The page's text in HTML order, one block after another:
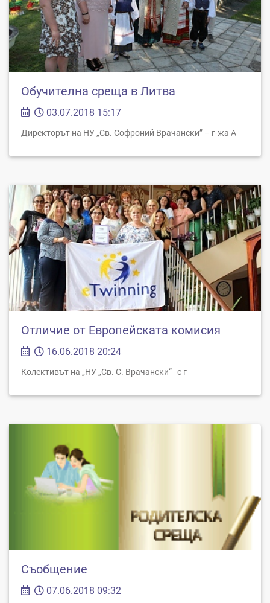
Обучителна среща в Литва
03.07.2018 15:17
Директорът на НУ „Св. Софроний Врачански” – г-жа А
Отличие от Европейската комисия
16.06.2018 20:24
Колективът на „НУ „Св. С. Врачански“ с г
Съобщение
07.06.2018 09:32